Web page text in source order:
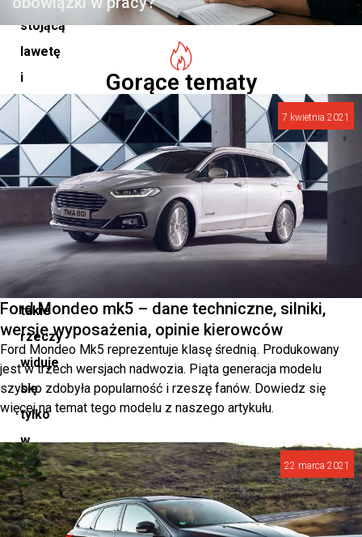
stojącą
lawetę
i
wylatuje
niej
na
odległość
kilkudziesięciu
metrów.
Zazwyczaj
takie
rzeczy
widuje
się
tylko
w
filmach
czy
grach,
Gorące tematy
7 kwietnia 2021
Ford Mondeo mk5 – dane techniczne, silniki,
wersje wyposażenia, opinie kierowców
Ford Mondeo Mk5 reprezentuje klasę średnią. Produkowany
jest w trzech wersjach nadwozia. Piąta generacja modelu
szybko zdobyła popularność i rzeszę fanów. Dowiedz się
więcej na temat tego modelu z naszego artykułu.
22 marca 2021